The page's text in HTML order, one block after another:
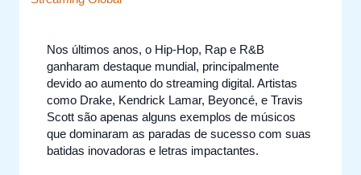
Nos últimos anos, o Hip-Hop, Rap e R&B
ganharam destaque mundial, principalmente
devido ao aumento do streaming digital. Artistas
como Drake, Kendrick Lamar, Beyoncé, e Travis
Scott são apenas alguns exemplos de músicos
que dominaram as paradas de sucesso com suas
batidas inovadoras e letras impactantes.